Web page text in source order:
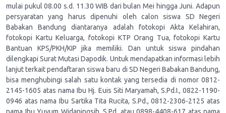
mulai pukul 08.00 s.d. 11.30 WIB dari bulan Mei hingga Juni. Adapun
persyaratan yang harus dipenuhi oleh calon siswa SD Negeri
Babakan Bandung diantaranya adalah fotokopi Akta Kelahiran,
fotokopi Kartu Keluarga, fotokopi KTP Orang Tua, fotokopi Kartu
Bantuan KPS/PKH/KIP jika memiliki. Dan untuk siswa pindahan
dilengkapi Surat Mutasi Dapodik. Untuk mendapatkan informasi lebih
lanjut terkait pendaftaran siswa baru di SD Negeri Babakan Bandung,
bisa menghubingi salah satu kontak yang tersedia di nomor 0812-
2145-1605 atas nama Ibu Hj. Euis Siti Maryamah, S.Pd.I., 0822-1190-
0946 atas nama Ibu Sartika Tita Rucita, S.Pd., 0812-2306-2125 atas